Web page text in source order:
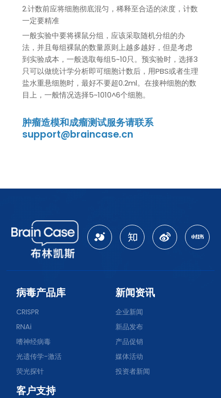
2.计数前应将细胞彻底混匀，稀释至合适的浓度，计数
一定要精准
一般实验中要将裸鼠分组，应该采取随机分组的办
法，并且每组裸鼠的数量原则上越多越好，但是考虑
到实验成本，一般选取每组5~10只。预实验时，选择3
只可以做统计学分析即可细胞计数后，用PBS或者生理
盐水重悬细胞时，最好不要超0.2ml。在接种细胞的数
目上，一般情况选择5~1010^6个细胞。
肿瘤造模和成瘤测试服务请联系
support@braincase.cn
病毒产品库
CRISPR
RNAi
嗜神经病毒
光遗传学-激活
荧光探针
新闻资讯
企业新闻
新品发布
产品促销
媒体活动
投资者新闻
客户支持